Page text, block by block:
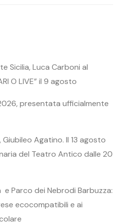
Sicilia, Luca Carboni al
O LIVE” il 9 agosto
presentata ufficialmente
Giubileo Agatino. Il 13 agosto
del Teatro Antico dalle 20
Parco dei Nebrodi Barbuzza:
ecocompatibili e ai